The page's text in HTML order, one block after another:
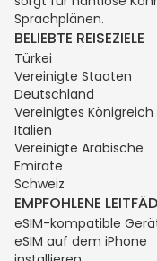
Sprachplänen.
BELIEBTE REISEZIELE
Türkei
Vereinigte Staaten
Deutschland
Vereinigtes Königreich
Italien
Vereinigte Arabische
Emirate
Schweiz
EMPFOHLENE
eSIM-kompatible
eSIM auf dem iPhone